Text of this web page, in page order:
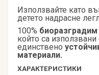
Използвайте като
детето надрасне
100% биоразградим
който са
единствено
материали.
ХАРАКТЕРИСТИКИ